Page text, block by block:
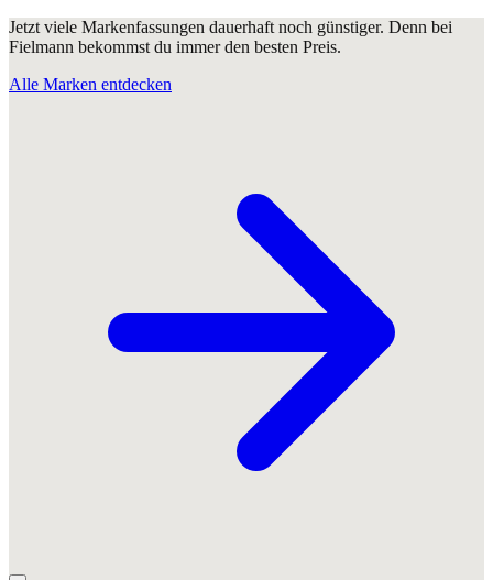
Jetzt viele Markenfassungen dauerhaft noch günstiger. Denn bei
Fielmann bekommst du immer den besten Preis.
Alle Marken entdecken